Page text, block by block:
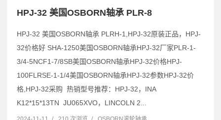
HPJ-32 美国OSBORN轴承 PLR-8
HPJ-32 美国OSBORN轴承 PLRH-1,HPJ-32原装正品，HPJ-
32价格好 SHA-1250美国OSBORN轴承HPJ-32厂家PLR-1-
3/4-5NCF1-7/8SB美国OSBORN轴承HPJ-32价格HPJ-
100FLRSE-1-1/4美国OSBORN轴承HPJ-32参数HPJ-32价
格,HPJ-32采购 热销型号推荐：HPJ-32，INA
K12*15*13TN JU065XVO，LINCOLN 2...